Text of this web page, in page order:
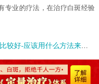
专业的疗法，在治疗白斑经验
该用什么方法来治疗白癜风呢